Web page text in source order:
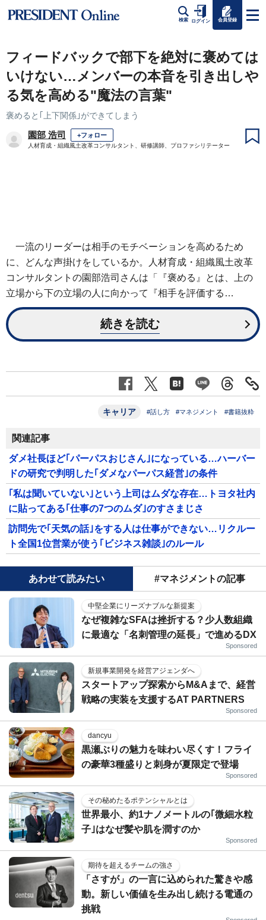
検索 ログイン 会員登録
フィードバックで部下を絶対に褒めては
いけない…メンバーの本音を引き出しや
る気を高める"魔法の言葉"
褒めると｢上下関係｣ができてしまう
園部 浩司 +フォロー
人材育成・組織風土改革コンサルタント、研修講師、プロファシリテーター
一流のリーダーは相手のモチベーションを高めるため
に、どんな声掛けをしているか。人材育成・組織風土改革
コンサルタントの園部浩司さんは「『褒める』とは、上の
立場から下の立場の人に向かって『相手を評価する…
続きを読む
キャリア #話し方 #マネジメント #書籍抜粋
関連記事
ダメ社長ほど｢パーパスおじさん｣になっている…ハーバー
ドの研究で判明した｢ダメなパーパス経営｣の条件
｢私は聞いていない｣という上司はムダな存在…トヨタ社内
に貼ってある｢仕事の7つのムダ｣のすさまじさ
訪問先で｢天気の話｣をする人は仕事ができない…リクルー
ト全国1位営業が使う｢ビジネス雑談｣のルール
あわせて読みたい #マネジメントの記事
中堅企業にリーズナブルな新提案
なぜ複雑なSFAは挫折する？少人数組織
に最適な「名刺管理の延長」で進めるDX
Sponsored
新規事業開発を経営アジェンダへ
スタートアップ探索からM&Aまで、経営
戦略の実装を支援するAT PARTNERS
Sponsored
dancyu
黒瀬ぶりの魅力を味わい尽くす！フライ
の豪華3種盛りと刺身が夏限定で登場
Sponsored
その秘めたるポテンシャルとは
世界最小、約1ナノメートルの｢微細水粒
子｣はなぜ髪や肌を潤すのか
Sponsored
期待を超えるチームの強さ
「さすが」の一言に込められた驚きや感
動。新しい価値を生み出し続ける電通の
挑戦